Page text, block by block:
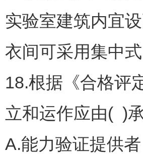
实验室建筑内宜
衣间可采用集中
18.根据《合格评
立和运作应由( )承
A.能力验证提供者